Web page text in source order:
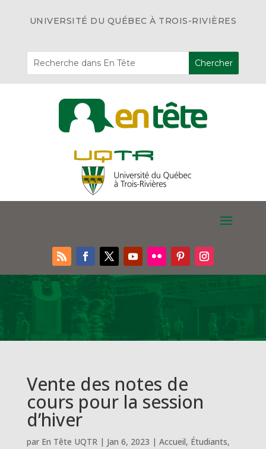
UNIVERSITÉ DU QUÉBEC À TROIS-RIVIÈRES
Vente des notes de
cours pour la session
d’hiver
par En Tête UQTR| Jan 6, 2023 | Accueil, Étudiants,